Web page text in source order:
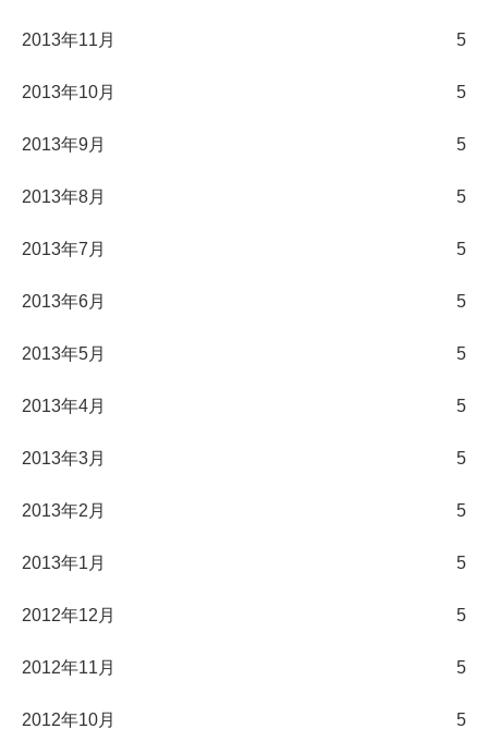
2013年11月 5
2013年10月 5
2013年9月 5
2013年8月 5
2013年7月 5
2013年6月 5
2013年5月 5
2013年4月 5
2013年3月 5
2013年2月 5
2013年1月 5
2012年12月 5
2012年11月 5
2012年10月 5